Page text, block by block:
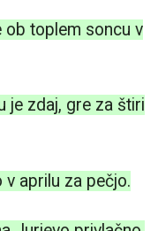
ob toplem soncu v
je zdaj, gre za štiri
aprilu za pečjo.